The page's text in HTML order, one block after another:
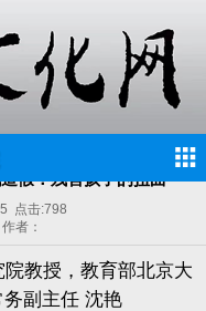
假：残害孩子的扭曲
点击:798
者：
教授，教育部北京大
副主任 沈艳